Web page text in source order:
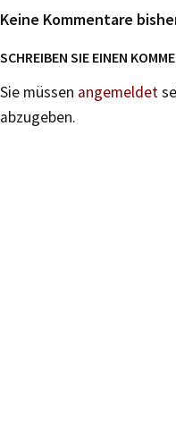
Keine Kommentare
SCHREIBEN SIE EINEN
Sie müssen angemeldet
abzugeben.